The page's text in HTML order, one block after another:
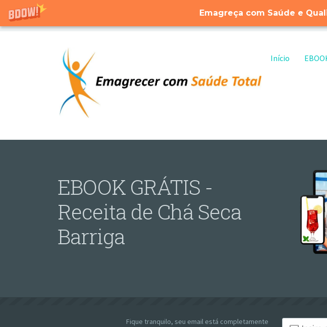
Emagreça com Saúde e
Pular para o
Início
EBOOK GRÁTIS -
Receita de Chá Seca
Barriga
Fique tranquilo, seu email está completamente